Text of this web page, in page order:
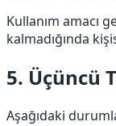
Kullanım amacı
kalmadığında
5. Üçüncü
Aşağıdaki